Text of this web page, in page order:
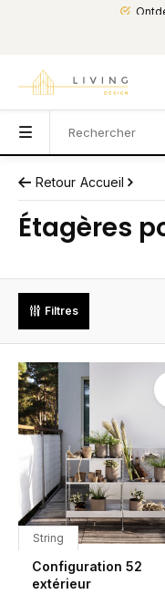
Retour Accueil
Étagères
Filtres
String
Configuration 52
extérieur